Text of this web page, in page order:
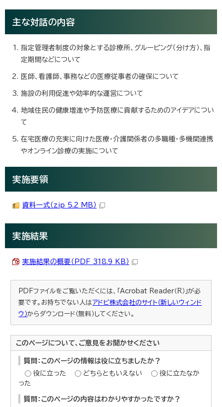
主な対話の内容
指定管理者制度の対象とする診療所、グルーピング（分け方）、指
定期間などについて
医師、看護師、事務などの医療従事者の確保について
施設の利用促進や効率的な運営について
地域住民の健康増進や予防医療に貢献するためのアイデアについ
て
在宅医療の充実に向けた医療・介護関係者の多職種・多機関連携
やオンライン診療の実施について
実施要領
資料一式（zip 5.2 MB）
実施結果
実施結果の概要（PDF 318.9 KB）
PDFファイルをご覧いただくには、「Acrobat Reader（R）」が必
要です。お持ちでない人はアドビ株式会社のサイト（新しいウィンド
ウ）からダウンロード（無料）してください。
このページについて、ご意見をお聞かせください
質問：このページの情報は役に立ちましたか？
役に立った
どちらともいえない
役に立たなか
った
質問：このページの内容はわかりやすかったですか？